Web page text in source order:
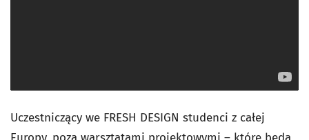
Uczestniczący we FRESH DESIGN studenci z całej